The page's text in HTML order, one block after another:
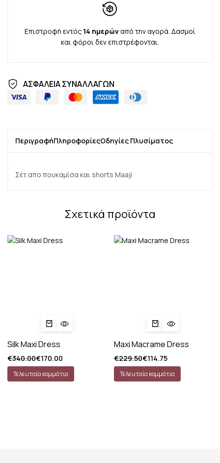
Επιστροφή εντός 14 ημερώναπό την αγορά. Δασμοί
και φόροι δεν επιστρέφονται.
ΑΣΦΑΛΕΙΑ ΣΥΝΑΛΛΑΓΩΝ
ΠεριγραφήΠληροφορίεςΟδηγίες Πλυσίματος
Σέτ απο πουκαμίσα και shorts Maaji
Σχετικά προϊόντα
Silk Maxi Dress
€340.00€170.00
Τελευταία κομμάτια
Maxi Macrame Dress
€229.50€114.75
Τελευταία κομμάτια